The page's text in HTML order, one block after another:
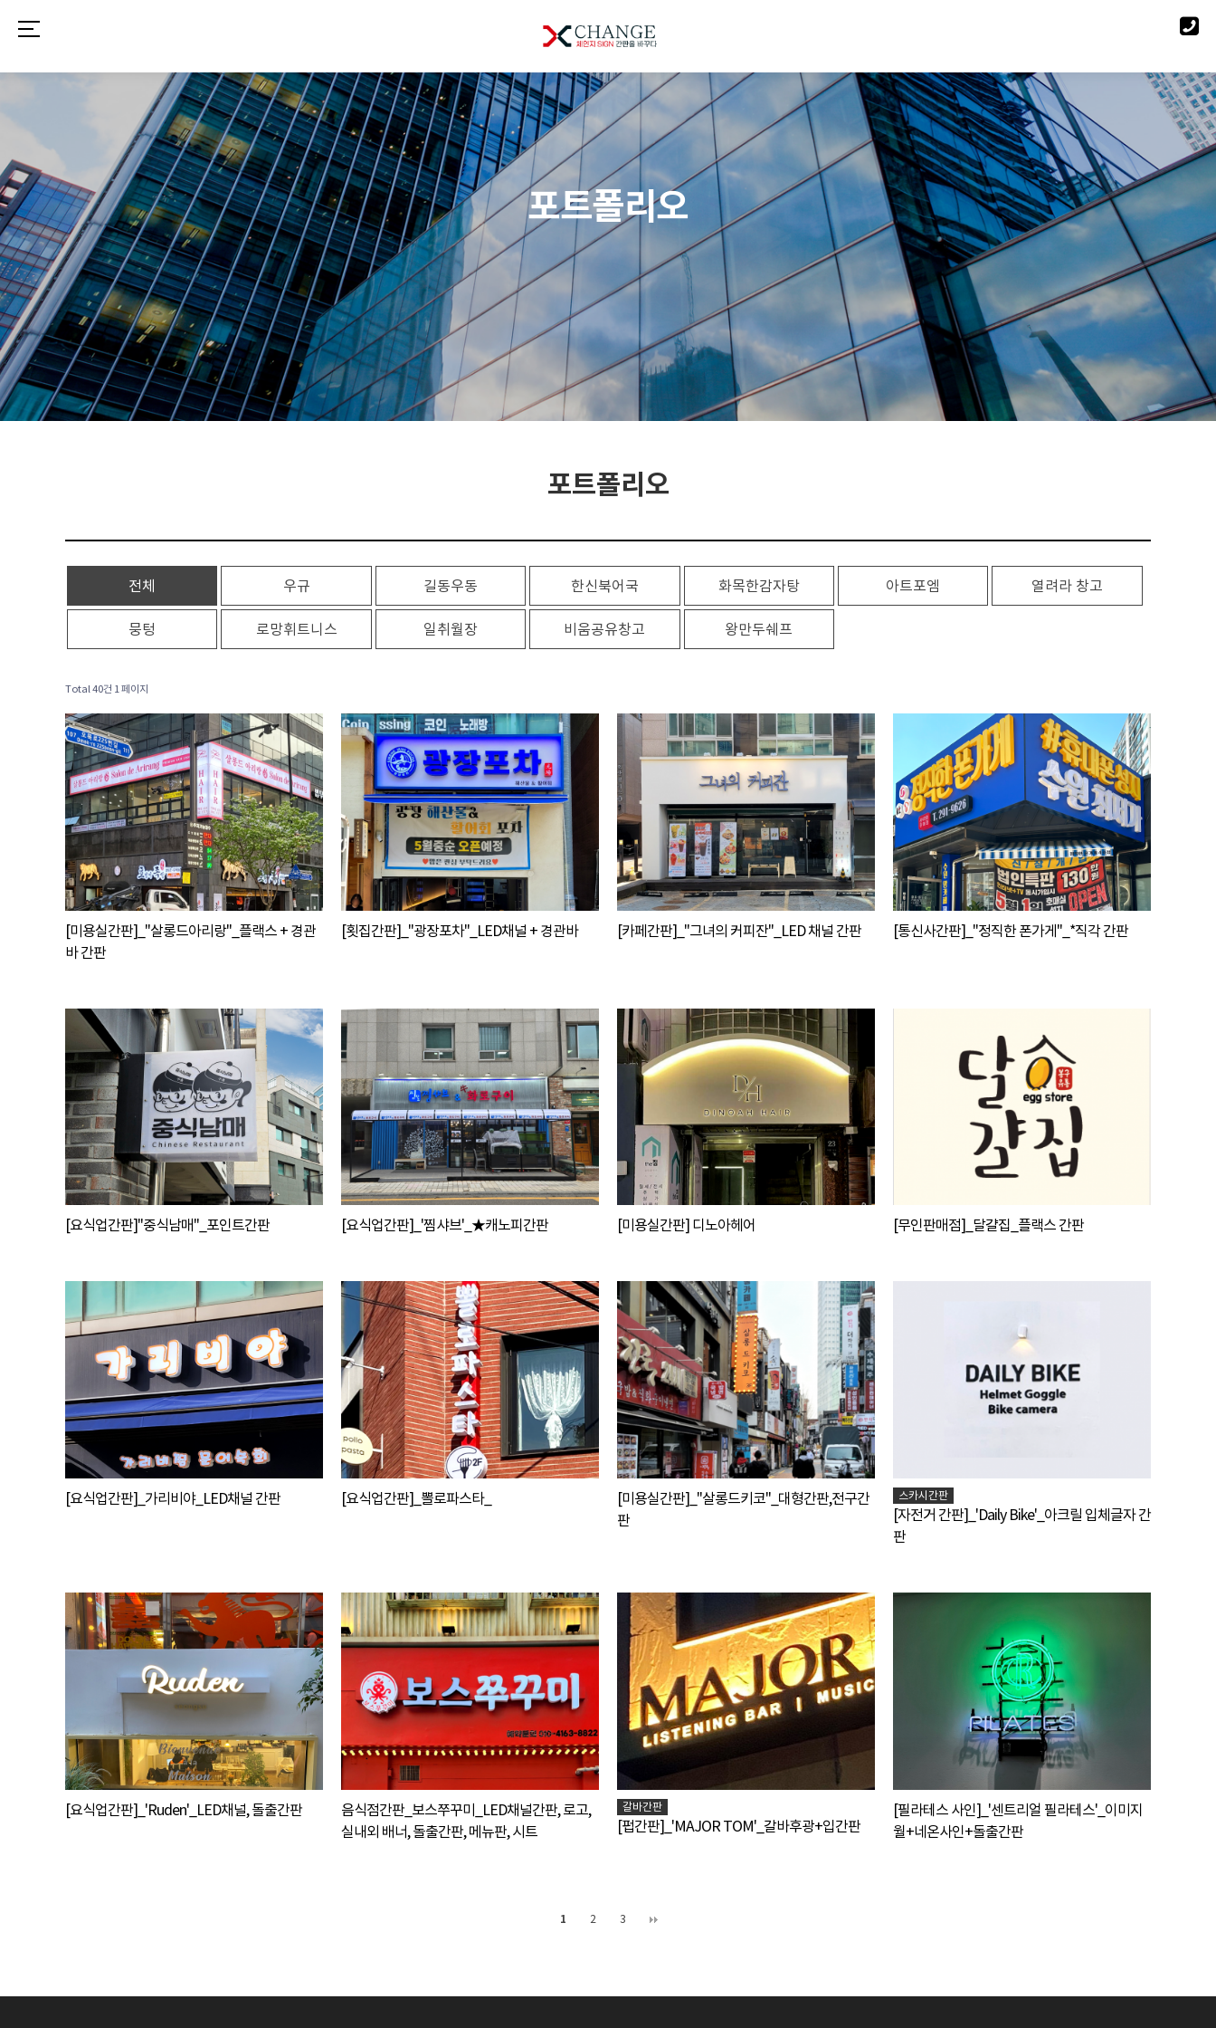
포트폴리오
포트폴리오
전체 우규 길동우동 한신북어국 화목한감자탕 아트포엠 열려라 창고
뭉텅 로망휘트니스 일취월장 비움공유창고 왕만두쉐프
Total 40건 1 페이지
[미용실간판]_"살롱드아리랑"_플랙스 + 경관
바 간판
[횟집간판]_"광장포차"_LED채널 + 경관바 [카페간판]_"그녀의 커피잔"_LED 채널 간판 [통신사간판]_"정직한 폰가게"_*직각 간판
[요식업간판]"중식남매"_포인트간판 [요식업간판]_'찜샤브'_★캐노피간판 [미용실간판] 디노아헤어 [무인판매점]_달걀집_플랙스 간판
[요식업간판]_가리비야_LED채널 간판 [요식업간판]_뽈로파스타_
[미용실간판]_"살롱드키코"_대형간판,전구간
판
스카시간판
[자전거 간판]_'Daily Bike'_아크릴 입체글자 간
판
[요식업간판]_'Ruden'_LED채널, 돌출간판
음식점간판_보스쭈꾸미_LED채널간판, 로고,
실내외 배너, 돌출간판, 메뉴판, 시트
갈바간판
[펍간판]_'MAJOR TOM'_갈바후광+입간판
[필라테스 사인]_'센트리얼 필라테스'_이미지
월+네온사인+돌출간판
1 2 3